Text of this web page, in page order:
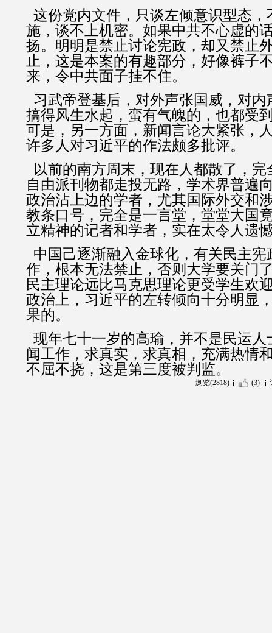
这份党内文件，只谈左倾意识型态，
施，谈不上机密。如果中共不心虚的
扬。明明是禁止讨论宪政，却又禁止
止，这是本案的有趣部分，好像裤子
来，令中共面子挂不住。
习武帝登基后，对外声张国威，对
搞得风生水起，蛮有气魄的，也都受
可是，另一方面，新闻言论大紧张，
许多人对习近平的作法颇多批评。
以前的南方周末，现在人都散了，
自由派刊物都走投无路，学术界普遍
政治沾上边的学者，尤其国际外交和
教条口号，完全是一言堂，堂堂大国
立精神的记者和学者，实在太令人遗
中国己逐渐融入金球化，有关民主
作，根本无法禁止，否则大学要关门
民主理论远比马克思理论更受学生欢
政治上，习近平的左转倾向十分明显
果的。
现年七十一岁的高瑜，并不是民运人
闻工作，求真实，求真相，充满热情
不屈不挠，这是第三度被判监。
浏览(2818) (3)